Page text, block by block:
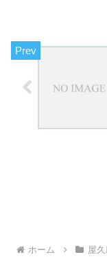
ホーム 屋